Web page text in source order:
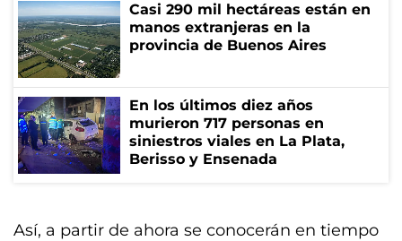
Casi 290 mil hectáreas están en
manos extranjeras en la
provincia de Buenos Aires
En los últimos diez años
murieron 717 personas en
siniestros viales en La Plata,
Berisso y Ensenada
Así, a partir de ahora se conocerán en tiempo